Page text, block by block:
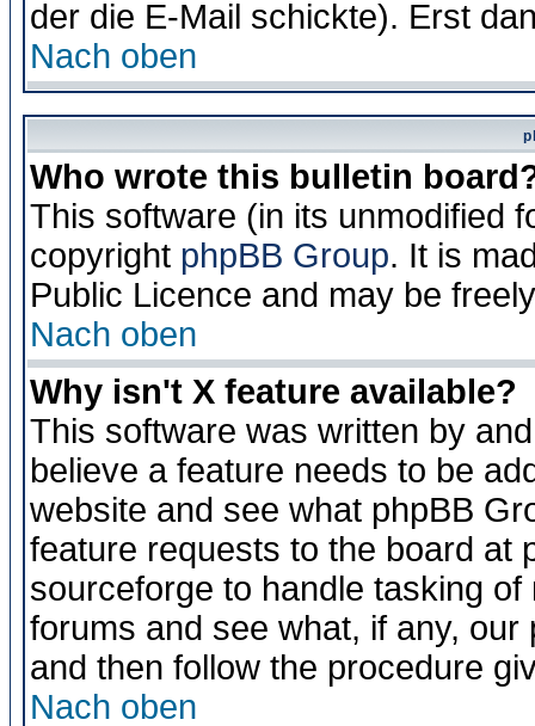
der die E-Mail schickte). Erst
Nach oben
Who wrote this bulletin
This software (in its unmodified
copyright phpBB Group. It is
Public Licence and may be
Nach oben
Why isn't X feature available?
This software was written by
believe a feature needs to be
website and see what phpBB
feature requests to the board at
sourceforge to handle tasking
forums and see what, if any,
and then follow the procedure
Nach oben